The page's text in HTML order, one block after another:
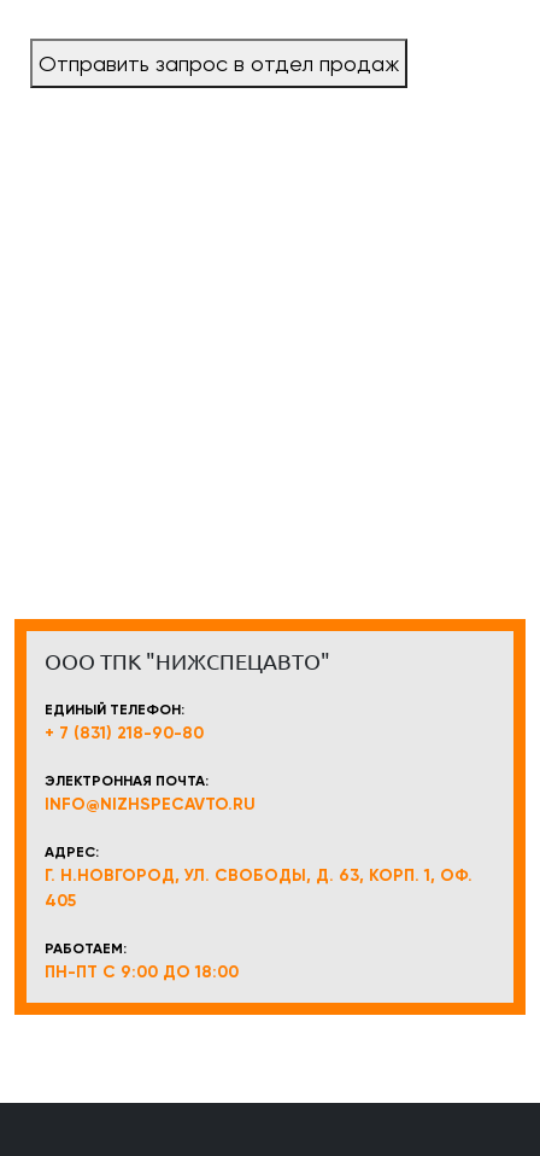
Отправить запрос в отдел продаж
ООО ТПК "НИЖСПЕЦАВТО"
ЕДИНЫЙ ТЕЛЕФОН:
+ 7 (831) 218-90-80
ЭЛЕКТРОННАЯ ПОЧТА:
INFO@NIZHSPECAVTO.RU
АДРЕС:
Г. Н.НОВГОРОД, УЛ. СВОБОДЫ, Д. 63, КОРП. 1, ОФ.
405
РАБОТАЕМ:
ПН-ПТ С 9:00 ДО 18:00